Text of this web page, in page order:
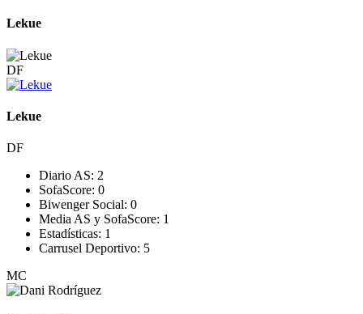
Lekue
DF
Lekue
DF
Diario AS: 2
SofaScore: 0
Biwenger Social: 0
Media AS y SofaScore: 1
Estadísticas: 1
Carrusel Deportivo: 5
MC